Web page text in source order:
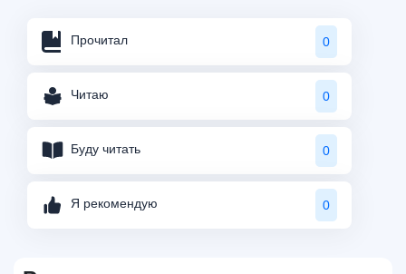
Прочитал 0
Читаю 0
Буду читать 0
Я рекомендую 0